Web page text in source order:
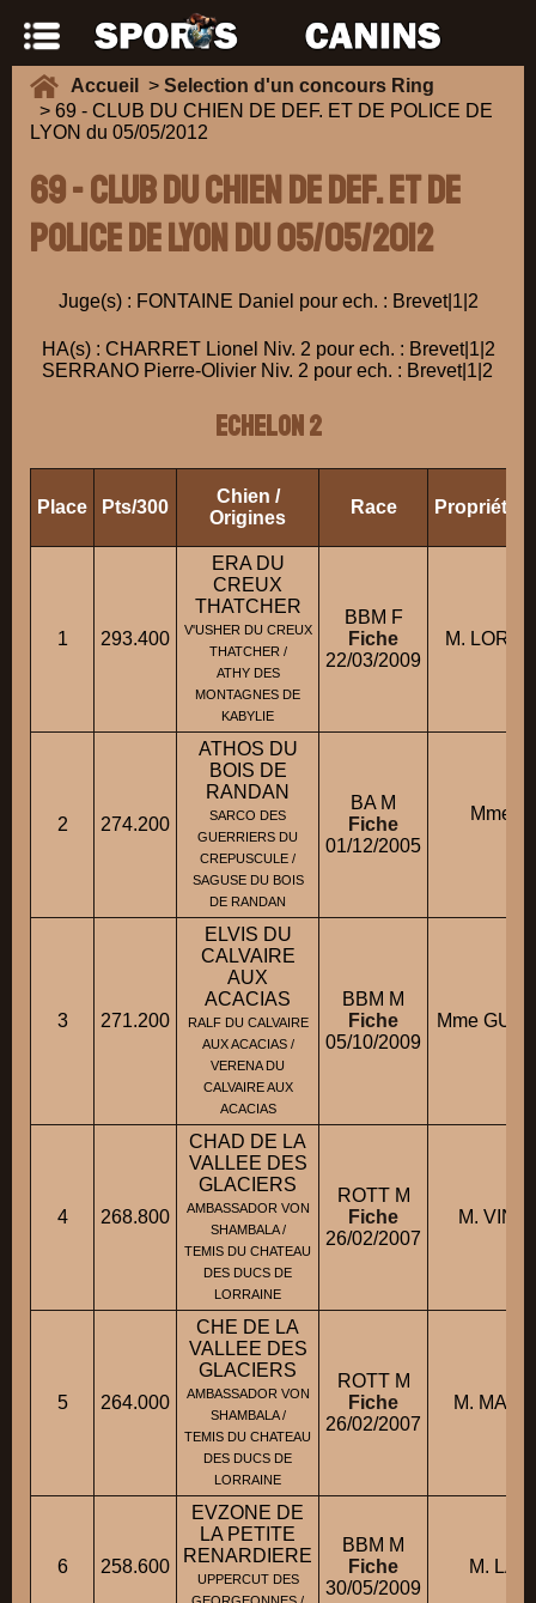
Accueil > Selection d'un concours Ring
> 69 - CLUB DU CHIEN DE DEF. ET DE POLICE DE
LYON du 05/05/2012
69 - CLUB DU CHIEN DE DEF. ET DE
POLICE DE LYON du 05/05/2012
Juge(s) : FONTAINE Daniel pour ech. : Brevet|1|2
HA(s) : CHARRET Lionel Niv. 2 pour ech. : Brevet|1|2
SERRANO Pierre-Olivier Niv. 2 pour ech. : Brevet|1|2
ECHELON 2
Place Pts/300
Chien /
Origines
Race
1 293.400
ERA DU
CREUX
THATCHER
V'USHER DU CREUX
THATCHER /
ATHY DES
MONTAGNES DE
KABYLIE
BBM F
Fiche
22/03/2009
M.
2 274.200
ATHOS DU
BOIS DE
RANDAN
SARCO DES
GUERRIERS DU
CREPUSCULE /
SAGUSE DU BOIS
DE RANDAN
BA M
Fiche
01/12/2005
Mme
3 271.200
ELVIS DU
CALVAIRE
AUX
ACACIAS
RALF DU CALVAIRE
AUX ACACIAS /
VERENA DU
CALVAIRE AUX
ACACIAS
BBM M
Fiche
05/10/2009
Mme
4 268.800
CHAD DE LA
VALLEE DES
GLACIERS
AMBASSADOR VON
SHAMBALA /
TEMIS DU CHATEAU
DES DUCS DE
LORRAINE
ROTT M
Fiche
26/02/2007
M.
5 264.000
CHE DE LA
VALLEE DES
GLACIERS
AMBASSADOR VON
SHAMBALA /
TEMIS DU CHATEAU
DES DUCS DE
LORRAINE
ROTT M
Fiche
26/02/2007
M.
6 258.600
EVZONE DE
LA PETITE
RENARDIERE
UPPERCUT DES
BBM M
Fiche
30/05/2009
M.